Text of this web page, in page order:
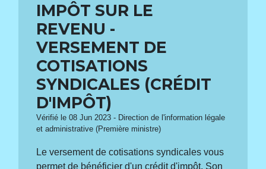
IMPÔT SUR LE
REVENU -
VERSEMENT DE
COTISATIONS
SYNDICALES (CRÉDIT
D'IMPÔT)
Vérifié le 08 Jun 2023 - Direction de l'information légale
et administrative (Première ministre)
Le versement de cotisations syndicales vous
permet de bénéficier d'un crédit d'impôt. Son